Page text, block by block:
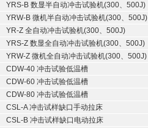
YRS-B 数显半自动冲击试验机(300、500J)
YRW-B 微机半自动冲击试验机(300、500J)
YR-Z 全自动冲击试验机(300、500J)
YRS-Z 数显全自动冲击试验机(300、500J)
YRW-Z 微机全自动冲击试验机(300、500J)
CDW-40 冲击试验低温槽
CDW-60 冲击试验低温槽
CDW-80 冲击试验低温槽
CSL-A 冲击试样缺口手动拉床
CSL-B 冲击试样缺口电动拉床